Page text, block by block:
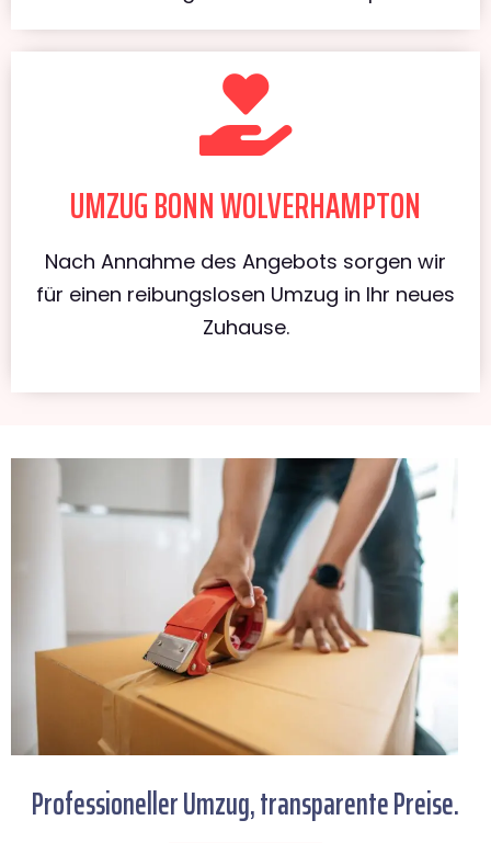
UMZUG BONN WOLVERHAMPTON
Nach Annahme des Angebots sorgen wir
für einen reibungslosen Umzug in Ihr neues
Zuhause.
Professioneller Umzug, transparente Preise.